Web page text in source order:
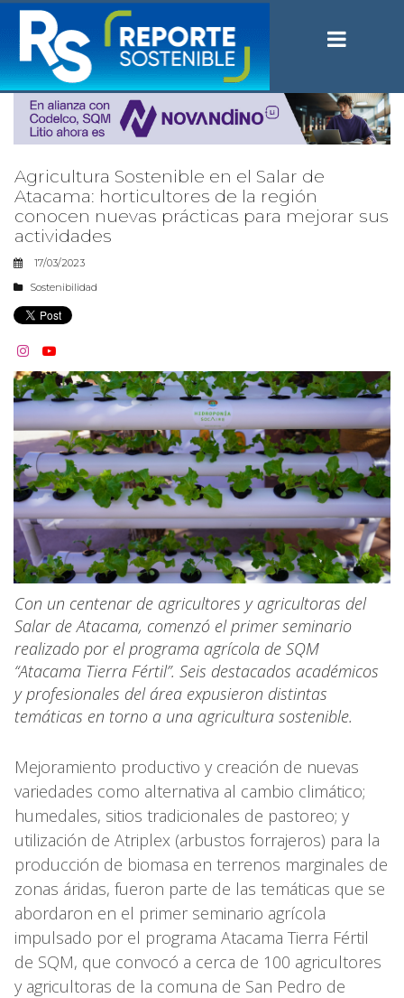
Agricultura Sostenible en el Salar de
Atacama: horticultores de la región
conocen nuevas prácticas para mejorar sus
actividades
17/03/2023
Sostenibilidad
 
Con un centenar de agricultores y agricultoras del
Salar de Atacama, comenzó el primer seminario
realizado por el programa agrícola de SQM
“Atacama Tierra Fértil”. Seis destacados académicos
y profesionales del área expusieron distintas
temáticas en torno a una agricultura sostenible.
Mejoramiento productivo y creación de nuevas
variedades como alternativa al cambio climático;
humedales, sitios tradicionales de pastoreo; y
utilización de Atriplex (arbustos forrajeros) para la
producción de biomasa en terrenos marginales de
zonas áridas, fueron parte de las temáticas que se
abordaron en el primer seminario agrícola
impulsado por el programa Atacama Tierra Fértil
de SQM, que convocó a cerca de 100 agricultores
y agricultoras de la comuna de San Pedro de